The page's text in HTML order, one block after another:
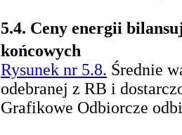
5.4. Ceny energii
końcowych
Rysunek nr 5.8. Średnie
odebranej z RB i
Grafikowe Odbiorcze